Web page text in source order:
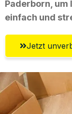
Paderborn, um
einfach und
Jetzt